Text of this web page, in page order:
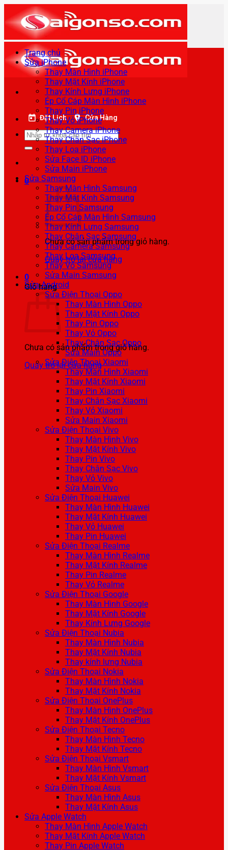
qua
nội
dung
Đặt Lịch Cửa Hàng
Tìm
kiếm:
0
Chưa có sản phẩm trong giỏ hàng.
Quay trở lại cửa hàng
0
Giỏ hàng
Chưa có sản phẩm trong giỏ hàng.
Quay trở lại cửa hàng
Trang chủ
Sửa iPhone
Thay Màn Hình iPhone
Thay Mặt Kính iPhone
Thay Kính Lưng iPhone
Ép Cổ Cáp Màn Hình iPhone
Thay Pin iPhone
Thay Vỏ iPhone
Thay Camera iPhone
Thay Chân Sạc iPhone
Thay Loa iPhone
Sửa Face ID iPhone
Sửa Main iPhone
Sửa Samsung
Thay Màn Hình Samsung
Thay Mặt Kính Samsung
Thay Pin Samsung
Ép Cổ Cáp Màn Hình Samsung
Thay Kính Lưng Samsung
Thay Chân Sạc Samsung
Thay Camera Samsung
Thay Loa Samsung
Thay Vỏ Samsung
Sửa Main Samsung
Sửa Android
Sửa Điện Thoại Oppo
Thay Màn Hình Oppo
Thay Mặt Kính Oppo
Thay Pin Oppo
Thay Vỏ Oppo
Thay Chân Sạc Oppo
Sửa Main Oppo
Sửa Điện Thoại Xiaomi
Thay Màn Hình Xiaomi
Thay Mặt Kính Xiaomi
Thay Pin Xiaomi
Thay Chân Sạc Xiaomi
Thay Vỏ Xiaomi
Sửa Main Xiaomi
Sửa Điện Thoại Vivo
Thay Màn Hình Vivo
Thay Mặt Kính Vivo
Thay Pin Vivo
Thay Chân Sạc Vivo
Thay Vỏ Vivo
Sửa Main Vivo
Sửa Điện Thoại Huawei
Thay Màn Hình Huawei
Thay Mặt Kính Huawei
Thay Vỏ Huawei
Thay Pin Huawei
Sửa Điện Thoại Realme
Thay Màn Hình Realme
Thay Mặt Kính Realme
Thay Pin Realme
Thay Vỏ Realme
Sửa Điện Thoại Google
Thay Màn Hình Google
Thay Mặt Kính Google
Thay Kính Lưng Google
Sửa Điện Thoại Nubia
Thay Màn Hình Nubia
Thay Mặt Kính Nubia
Thay kính lưng Nubia
Sửa Điện Thoại Nokia
Thay Màn Hình Nokia
Thay Mặt Kính Nokia
Sửa Điện Thoại OnePlus
Thay Màn Hình OnePlus
Thay Mặt Kính OnePlus
Sửa Điện Thoại Tecno
Thay Màn Hình Tecno
Thay Mặt Kính Tecno
Sửa Điện Thoại Vsmart
Thay Màn Hình Vsmart
Thay Mặt Kính Vsmart
Sửa Điện Thoại Asus
Thay Màn Hình Asus
Thay Mặt Kính Asus
Sửa Apple Watch
Thay Màn Hình Apple Watch
Thay Mặt Kính Apple Watch
Thay Pin Apple Watch